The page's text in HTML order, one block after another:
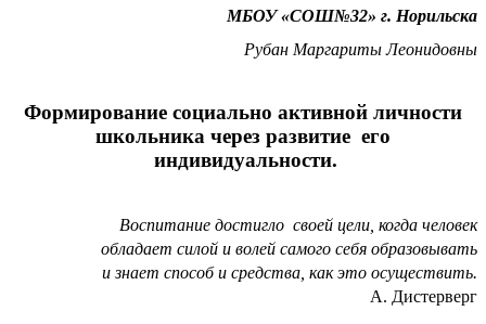
МБОУ «СОШ№32» г. Норильска
Рубан Маргариты Леонидовны
Формирование социально активной личности
школьника через развитие его
индивидуальности.
Воспитание достигло своей цели, когда человек
обладает силой и волей самого себя образовывать
и знает способ и средства, как это осуществить.
А. Дистерверг